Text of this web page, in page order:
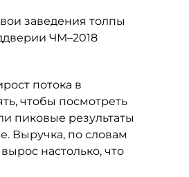
заведения толпы
ЧМ–2018
потока в
чтобы посмотреть
пиковые результаты
Выручка, по словам
настолько, что